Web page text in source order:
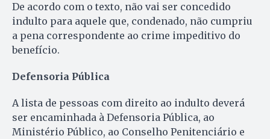
De acordo com o texto, não vai ser concedido
indulto para aquele que, condenado, não cumpriu
a pena correspondente ao crime impeditivo do
benefício.
Defensoria Pública
A lista de pessoas com direito ao indulto deverá
ser encaminhada à Defensoria Pública, ao
Ministério Público, ao Conselho Penitenciário e